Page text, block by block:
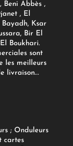
Beni Abbès ,
, El
Ksar
Bir El
Boukhari.
sont
les meilleurs
livraison...
; Onduleurs
cartes